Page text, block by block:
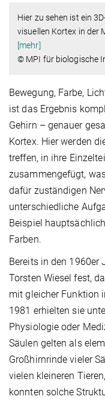
Hier zu sehen ist ein
visuellen Kortex in der
[mehr]
© MPI für biologische
Bewegung, Farbe,
ist das Ergebnis
Gehirn – genauer
Kortex. Hier werden
treffen, in ihre
zusammengefügt,
dafür zuständigen
unterschiedliche
Beispiel
Farben.
Bereits in den 1960er
Torsten Wiesel fest,
mit gleicher Funktion
1981 erhielten sie
Physiologie oder
Säulen gelten als
Großhirnrinde vieler
vielen kleineren
konnten solche